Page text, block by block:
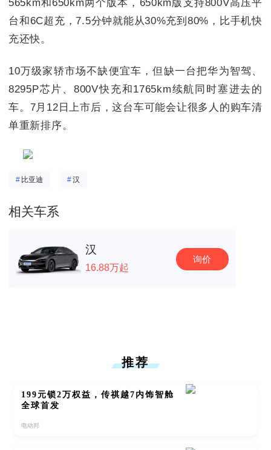
565km和650km两个版本，650km版支持800V高压平
台和6C超充，7.5分钟就能从30%充到80%，比手机快
充还快。
10万级家轿市场不缺便宜车，但缺一台把华为智驾、
8295P芯片、800V快充和1765km续航同时塞进去的
车。7月12日上市后，这台车可能会让很多人的购车清
单重新排序。
# 比亚迪 #汉
相关车系
汉
16.88万起
询价
推荐
199元锁2万权益，传祺越7内饰智舱
全球首发
电动邦